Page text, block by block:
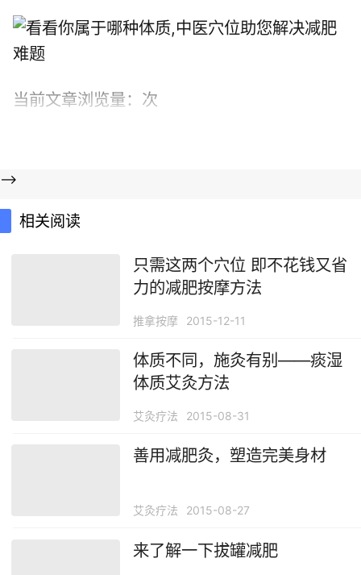
当前文章浏览量： 次
-->
相关阅读
只需这两个穴位 即不花钱又省
力的减肥按摩方法
推拿按摩 2015-12-11
体质不同，施灸有别——痰湿
体质艾灸方法
艾灸疗法 2015-08-31
善用减肥灸，塑造完美身材
艾灸疗法 2015-08-27
来了解一下拔罐减肥